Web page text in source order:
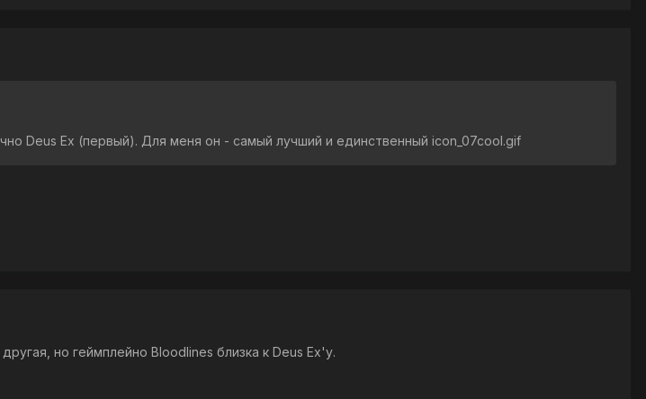
Deus Ex (первый). Для меня он - самый лучший и единственный icon_07cool.gif
но геймплейно Bloodlines близка к Deus Ex'у.